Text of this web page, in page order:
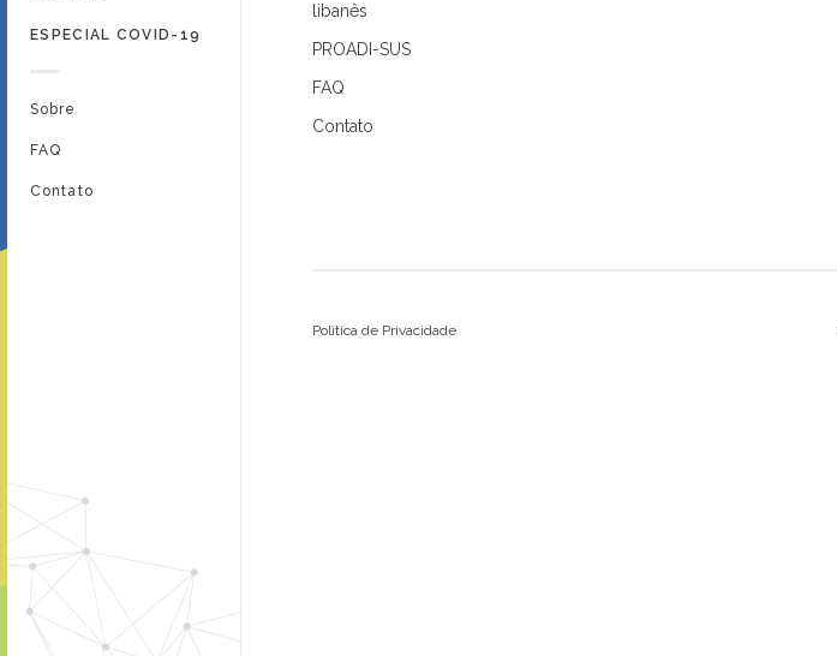
ESPECIAL COVID-19
Sobre
FAQ
Contato
libanês
PROADI-SUS
FAQ
Contato
Política de Privacidade